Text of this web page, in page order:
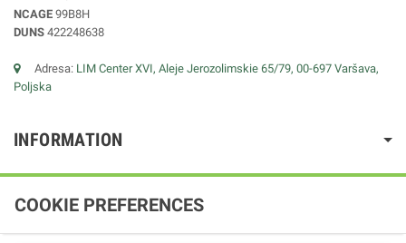
NCAGE 99B8H
DUNS 422248638
Adresa: LIM Center XVI, Aleje Jerozolimskie 65/79, 00-697 Varšava,
Poljska
INFORMATION
COOKIE PREFERENCES